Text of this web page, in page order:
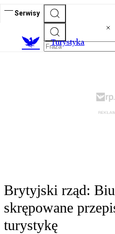
Serwisy
Turystyka
Brytyjski rząd:
skrępowane
turystykę